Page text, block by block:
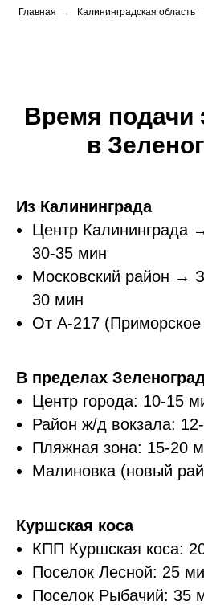
Главная → Калининградская область
Время подачи
в
Из Калининграда
Центр Калининграда
30-35 мин
Московский район →
30 мин
От А-217
В пределах
Центр города: 10-15
Район ж/д вокзала:
Пляжная зона: 15-20
Малиновка (новый
Куршская коса
КПП Куршская коса:
Поселок Лесной: 25
Поселок Рыбачий: 35